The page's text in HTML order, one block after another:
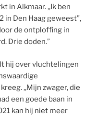
in Alkmaar. ,,Ik ben
in Den Haag geweest”,
de ontploffing in
Drie doden.”
hij over vluchtelingen
,,Mijn zwager, die
een goede baan in
kan hij niet meer